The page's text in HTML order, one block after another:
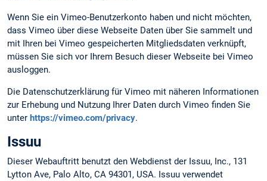
Wenn Sie ein Vimeo-Benutzerkonto haben und nicht möchten,
dass Vimeo über diese Webseite Daten über Sie sammelt und
mit Ihren bei Vimeo gespeicherten Mitgliedsdaten verknüpft,
müssen Sie sich vor Ihrem Besuch dieser Webseite bei Vimeo
ausloggen.
Die Datenschutzerklärung für Vimeo mit näheren Informationen
zur Erhebung und Nutzung Ihrer Daten durch Vimeo finden Sie
unter https://vimeo.com/privacy.
Issuu
Dieser Webauftritt benutzt den Webdienst der Issuu, Inc., 131
Lytton Ave, Palo Alto, CA 94301, USA. Issuu verwendet